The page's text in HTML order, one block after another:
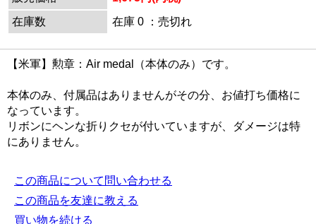
在庫数
在庫 0 ：売切れ
【米軍】勲章：Air medal（本体のみ）です。
本体のみ、付属品はありませんがその分、お値打ち価格に
なっています。
リボンにヘンな折りクセが付いていますが、ダメージは特
にありません。
この商品について問い合わせる
この商品を友達に教える
買い物を続ける